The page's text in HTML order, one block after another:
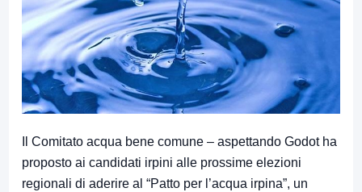
Il Comitato acqua bene comune – aspettando Godot ha
proposto ai candidati irpini alle prossime elezioni
regionali di aderire al “Patto per l’acqua irpina”, un